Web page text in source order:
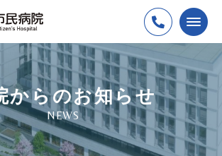
からのお知らせ
NEWS